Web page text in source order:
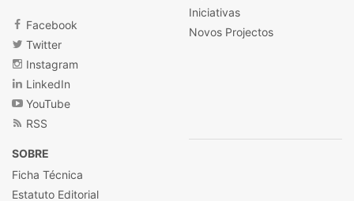
Facebook
Twitter
Instagram
LinkedIn
YouTube
RSS
Iniciativas
Novos Projectos
SOBRE
Ficha Técnica
Estatuto Editorial